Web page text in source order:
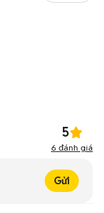
5
6 đánh giá
Gửi